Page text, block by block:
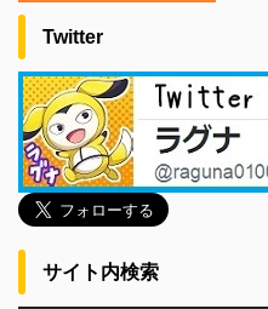
Twitter
サイト内検索